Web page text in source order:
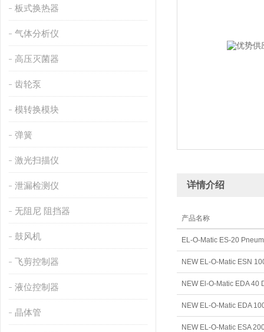
板式换热器
气体分析仪
高压灭菌器
齿轮泵
模转换模块
弹簧
激光扫描仪
泄漏检测仪
无阻尼 阻挡器
鼓风机
飞剪控制器
液位控制器
晶体管
详情介绍
产品名称